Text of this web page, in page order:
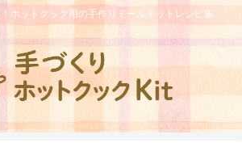
ホットクック用の手作りミールキットレシピ集